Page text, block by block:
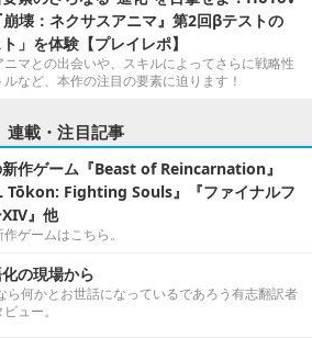
壊：ネクサスアニマ』第2回βテストの
ト」を体験【プレイレポ】
ニマとの出会いや、スキルによってさらに戦略性
など、本作の注目の要素に迫ります！
連載・注目記事
作ゲーム『Beast of Reincarnation』
Tōkon: Fighting Souls』『ファイナルフ
』他
ゲームはこちら。
の現場から
ら何かとお世話になっているであろう有志翻訳者
ュー。